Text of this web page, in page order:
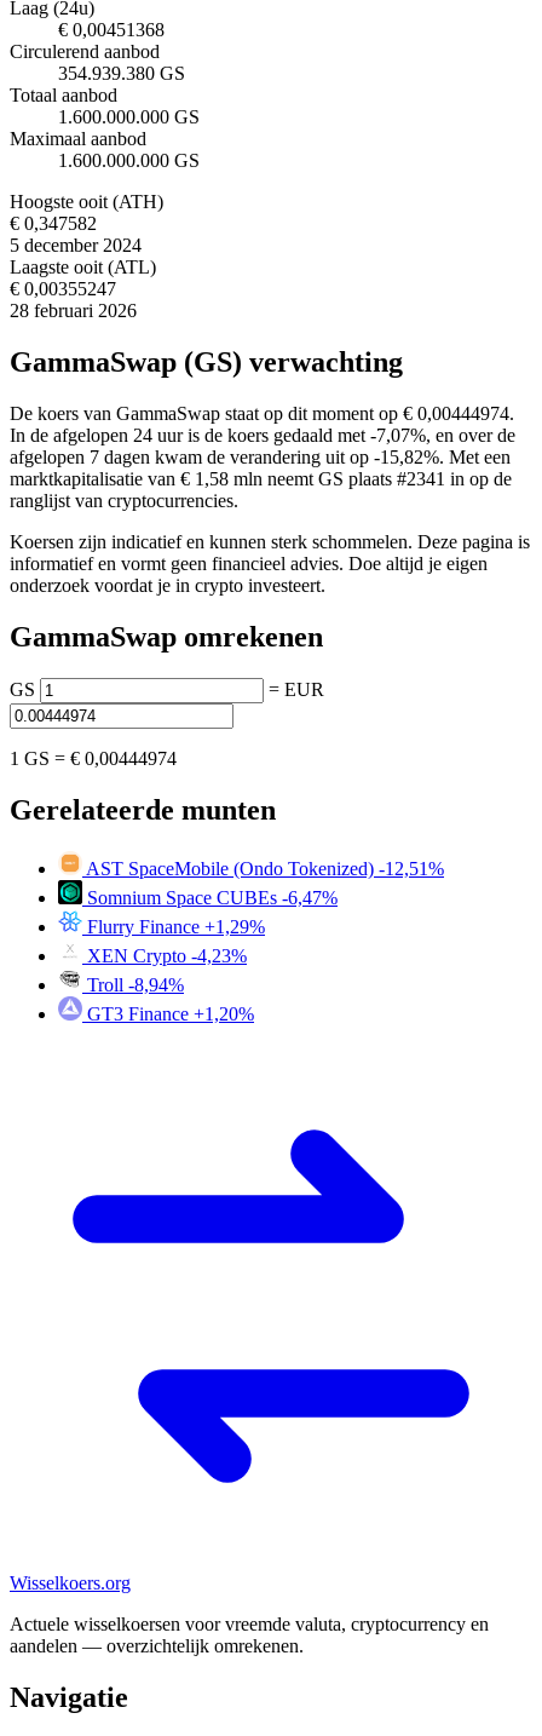
Laag (24u)
€ 0,00451368
Circulerend aanbod
354.939.380 GS
Totaal aanbod
1.600.000.000 GS
Maximaal aanbod
1.600.000.000 GS
Hoogste ooit (ATH)
€ 0,347582
5 december 2024
Laagste ooit (ATL)
€ 0,00355247
28 februari 2026
GammaSwap (GS) verwachting
De koers van GammaSwap staat op dit moment op € 0,00444974.
In de afgelopen 24 uur is de koers gedaald met -7,07%, en over de
afgelopen 7 dagen kwam de verandering uit op -15,82%. Met een
marktkapitalisatie van € 1,58 mln neemt GS plaats #2341 in op de
ranglijst van cryptocurrencies.
Koersen zijn indicatief en kunnen sterk schommelen. Deze pagina is
informatief en vormt geen financieel advies. Doe altijd je eigen
onderzoek voordat je in crypto investeert.
GammaSwap omrekenen
GS = EUR
1 GS = € 0,00444974
Gerelateerde munten
AST SpaceMobile (Ondo Tokenized) -12,51%
Somnium Space CUBEs -6,47%
Flurry Finance +1,29%
XEN Crypto -4,23%
Troll -8,94%
GT3 Finance +1,20%
Wisselkoers.org
Actuele wisselkoersen voor vreemde valuta, cryptocurrency en
aandelen — overzichtelijk omrekenen.
Navigatie